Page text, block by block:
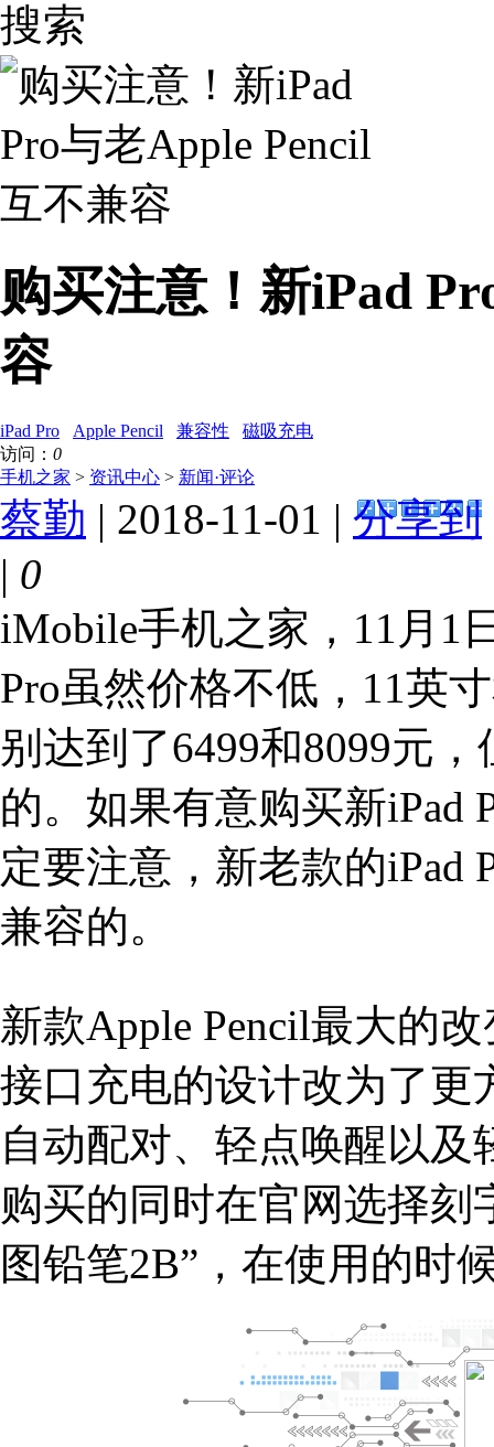
搜索
购买注意！新iPad
容
iPad Pro Apple Pencil 兼容性
磁吸充电
访问： 0
手机之家 > 资讯中心 > 新闻·评论
蔡勤 | 2018-11-01 | 分享到
| 0
iMobile手机之家，11月
Pro虽然价格不低，11英
别达到了6499和8099元
的。如果有意购买新iPad
定要注意，新老款的iPad
兼容的。
新款Apple Pencil最大的
接口充电的设计改为了更
自动配对、轻点唤醒以
购买的同时在官网选择刻
图铅笔2B”，在使用的时